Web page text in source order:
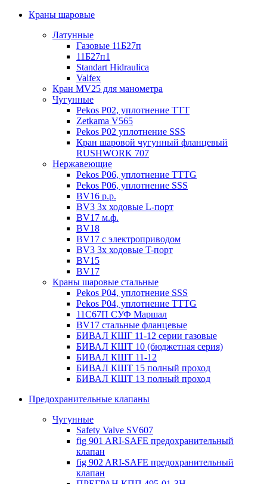
Краны шаровые
Латунные
Газовые 11Б27п
11Б27п1
Standart Hidraulica
Valfex
Кран MV25 для манометра
Чугунные
Pekos P02, уплотнение ТТТ
Zetkama V565
Pekos P02 уплотнение SSS
Кран шаровой чугунный фланцевый
RUSHWORK 707
Нержавеющие
Pekos P06, уплотнение ТТТG
Pekos P06, уплотнение SSS
BV16 р.р.
BV3 3х ходовые L-порт
BV17 м.ф.
BV18
BV17 с электроприводом
BV3 3х ходовые T-порт
BV15
BV17
Краны шаровые стальные
Pekos P04, уплотнение SSS
Pekos P04, уплотнение ТТТG
11С67П СУФ Маршал
BV17 стальные фланцевые
БИВАЛ КШГ 11-12 серии газовые
БИВАЛ КШТ 10 (бюджетная серия)
БИВАЛ КШТ 11-12
БИВАЛ КШТ 15 полный проход
БИВАЛ КШТ 13 полный проход
Предохранительные клапаны
Чугунные
Safety Valve SV607
fig 901 ARI-SAFE предохранительный
клапан
fig 902 ARI-SAFE предохранительный
клапан